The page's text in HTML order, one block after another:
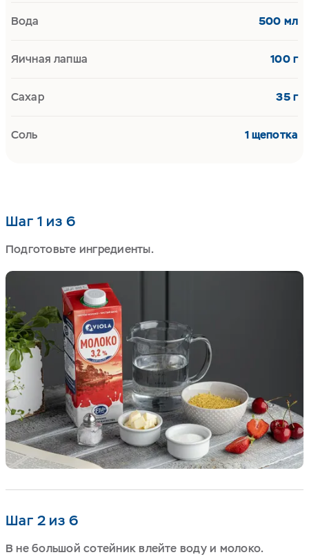
Шаг 1 из 6
Подготовьте ингредиенты.
Шаг 2 из 6
В не большой сотейник влейте воду и молоко.
Вода 500 мл
Яичная лапша 100 г
Сахар 35 г
Соль 1 щепотка